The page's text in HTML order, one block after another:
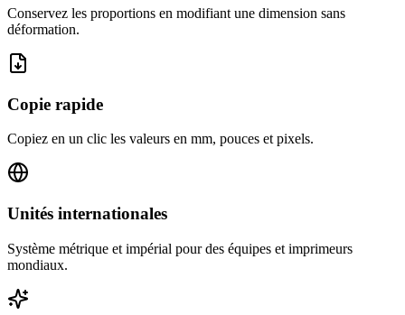
Conservez les proportions en modifiant une dimension sans
déformation.
Copie rapide
Copiez en un clic les valeurs en mm, pouces et pixels.
Unités internationales
Système métrique et impérial pour des équipes et imprimeurs
mondiaux.